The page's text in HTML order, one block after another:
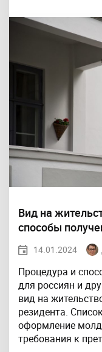
Вид на
способы
14.01.2024
Процедура и
для россиян и
вид на
резидента.
оформление
требования к